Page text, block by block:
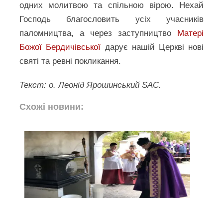
одних молитвою та спільною вірою. Нехай
Господь благословить усіх учасників
паломництва, а через заступництвоМатері
Божої Бердичівської дарує нашій Церкві нові
святі та ревні покликання.
Текст: о. Леонід Ярошинський SAC.
Схожі новини: